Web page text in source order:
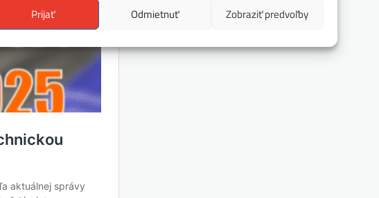
Prijať Odmietnuť Zobraziť predvoľby